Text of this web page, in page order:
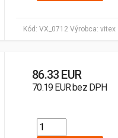
Kód: VX_0712 Výrobca: vitex
86.33 EUR
70.19 EUR bez DPH